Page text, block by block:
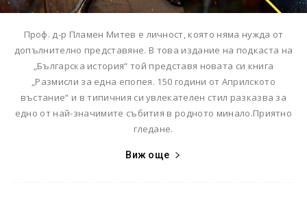
Проф. д-р Пламен Митев е личност, която няма нужда от
допълнително представяне. В това издание на подкаста на
„Българска история“ той представя новата си книга
„Размисли за една епопея. 150 години от Априлското
въстание“ и в типичния си увлекателен стил разказва за
едно от най-значимите събития в родното минало.Приятно
гледане.
Виж още